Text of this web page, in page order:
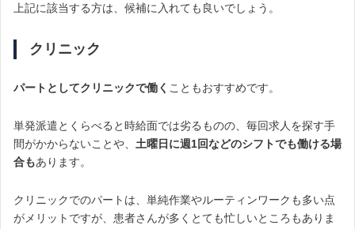
上記に該当する方は、候補に入れても良いでしょう。
クリニック
パートとしてクリニックで働く こともおすすめです。
単発派遣とくらべると時給面では劣るものの、毎回求人を探す手
間がかからないことや、 土曜日に週1回などのシフトでも働ける場
合もあります。
クリニックでのパートは、単純作業やルーティンワークも多い点
がメリットですが、患者さんが多くとても忙しいところもありま